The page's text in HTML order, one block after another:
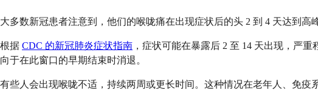
大多数新冠患者注意到，他们的喉咙痛在出现症状后的头 2 到 4 天达到
根据 CDC 的新冠肺炎症状指南 ，症状可能在暴露后 2 至 14 天出现，严
向于在此窗口的早期结束时消退。
有些人会出现喉咙不适，持续两周或更长时间。这种情况在老年人、免